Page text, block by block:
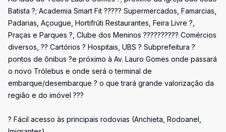
Batista ?; Academia Smart Fit ????? Supermercados, Famarcias,
Padarias, Açougue, Hortifrúti Restaurantes, Feira Livre ?,
Praças e Parques ?, Clube dos Meninos ?????????? Comércios
diversos, ?? Cartórios ? Hospitais, UBS ? Subprefeitura ?
pontos de ônibus ?e próximo à Av. Lauro Gomes onde passará
o novo Trólebus e onde será o terminal de
embarque/desembarque ? o que trará grande valorização da
região e do imóvel ???
? Fácil acesso às principais rodovias (Anchieta, Rodoanel,